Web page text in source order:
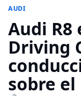
AUDI
Audi
Driving
sobre el